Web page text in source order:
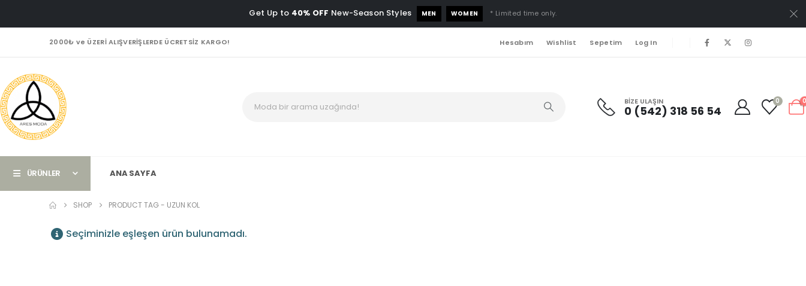
Get Up to 40% OFF New-Season Styles MEN WOMEN * Limited time only.
2000₺ ve ÜZERİ ALIŞVERİŞLERDE ÜCRETSİZ KARGO! Hesabım Wishlist Sepetim Log In
BIZE ULAŞIN
0 (542) 318 56 54
0
ÜRÜNLER ANA SAYFA
SHOP PRODUCT TAG - UZUN KOL
Seçiminizle eşleşen ürün bulunamadı.